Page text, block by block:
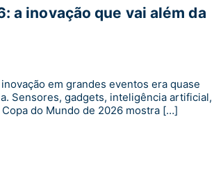
a inovação que vai além da
em grandes eventos era quase
Sensores, gadgets, inteligência artificial,
do Mundo de 2026 mostra […]